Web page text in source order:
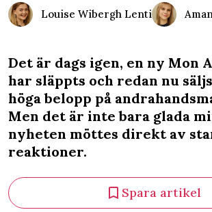
Louise Wibergh Lenti
Det är dags igen, en ny Mon
har släppts och redan nu
höga belopp på
Men det är inte bara glada
nyheten möttes direkt av
reaktioner.
Spara artikel